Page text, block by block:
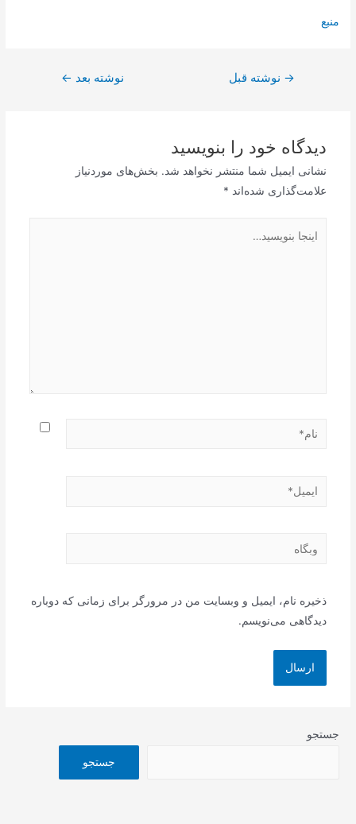
منبع
راهبری→ نوشته قبل نوشته بعد ←
دیدگاه‌ خود را بنویسید
نشانی ایمیل شما منتشر نخواهد شد. بخش‌های موردنیاز
علامت‌گذاری شده‌اند *
بنویسید…
نام*
ایمیل*
وبگاه
ذخیره نام، ایمیل و وبسایت من در مرورگر برای زمانی که دوباره
دیدگاهی می‌نویسم.
جستجو
جستجو